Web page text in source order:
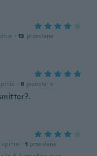
· 13 przesłane
· 6 przesłane
opinie · 1 przesłane